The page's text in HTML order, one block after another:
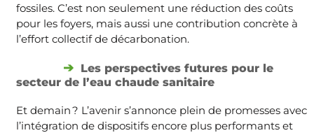
fossiles. C’est non seulement une réduction des coûts
pour les foyers, mais aussi une contribution concrète à
l’effort collectif de décarbonation.
Les perspectives futures pour le
secteur de l’eau chaude sanitaire
Et demain ? L’avenir s’annonce plein de promesses avec
l’intégration de dispositifs encore plus performants et